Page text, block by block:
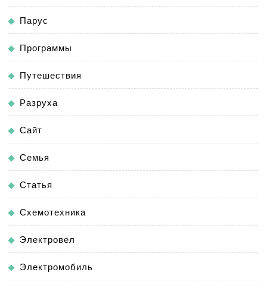
Парус
Программы
Путешествия
Разруха
Сайт
Семья
Статья
Схемотехника
Электровел
Электромобиль